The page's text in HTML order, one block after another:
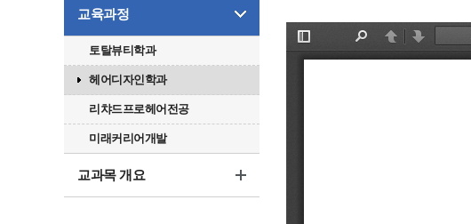
교육과정
토탈뷰티학과
헤어디자인학과
리챠드프로헤어전공
미래커리어개발
교과목 개요